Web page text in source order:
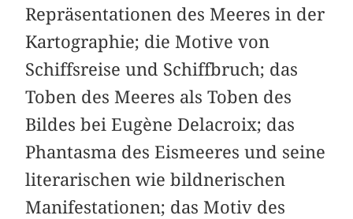
Repräsentationen des Meeres in der
Kartographie; die Motive von
Schiffsreise und Schiffbruch; das
Toben des Meeres als Toben des
Bildes bei Eugène Delacroix; das
Phantasma des Eismeeres und seine
literarischen wie bildnerischen
Manifestationen; das Motiv des